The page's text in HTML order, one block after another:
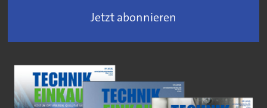
Jetzt abonnieren